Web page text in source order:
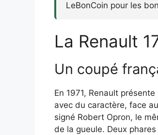
LeBonCoin pour les
La Renault
Un coupé
En 1971, Renault
avec du caractère, face
signé Robert Opron, le
de la gueule. Deux